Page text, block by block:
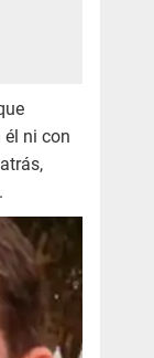
ni con